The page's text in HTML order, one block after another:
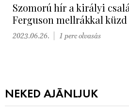
Szomorú hír a királyi
Ferguson mellrákkal küzd
2023.06.26. 1 perc olvasás
NEKED AJÁNLJUK